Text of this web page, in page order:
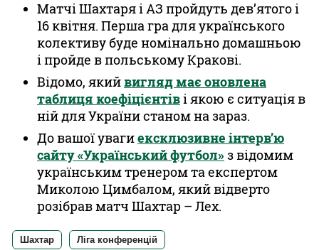
Матчі Шахтаря і АЗ пройдуть дев’ятого і
16 квітня. Перша гра для українського
колективу буде номінально домашньою
і пройде в польському Кракові.
Відомо, якийвигляд має оновлена
таблиця коефіцієнтіві якою є ситуація в
ній для України станом на зараз.
До вашої увагиексклюзивне інтерв’ю
сайту «Український футбол»з відомим
українським тренером та експертом
Миколою Цимбалом, який відверто
розібрав матч Шахтар – Лех.
Шахтар Ліга конференцій